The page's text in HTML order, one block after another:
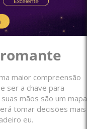
maior compreensão
ser a chave para
mãos são um mapa
tomar decisões mais
eu.